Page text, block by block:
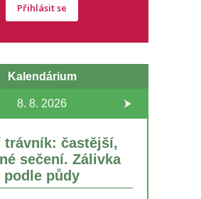
Přihlásit se
Kalendárium
8. 8. 2026
trávník: častější,
sečení. Zálivka
podle půdy